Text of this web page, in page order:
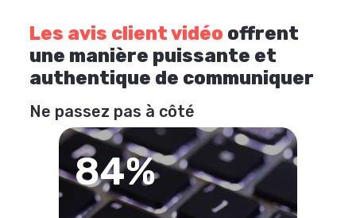
Les avis client vidéo offrent
une manière puissante et
authentique de communiquer
Ne passez pas à côté
84%